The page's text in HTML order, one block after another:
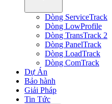
Dòng ServiceTrack
Dòng LowProfile
Dòng TransTrack 2
Dòng PanelTrack
Dòng LoadTrack
Dòng ComTrack
Dự Án
Bảo hành
Giải Pháp
Tin Tức